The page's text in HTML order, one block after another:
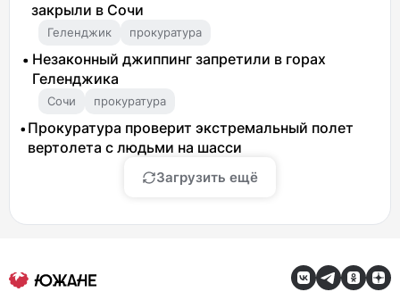
закрыли в Сочи
Геленджик прокуратура
Незаконный джиппинг запретили в горах
Геленджика
Сочи прокуратура
Прокуратура проверит экстремальный полет
вертолета с людьми на шасси
Загрузить ещё